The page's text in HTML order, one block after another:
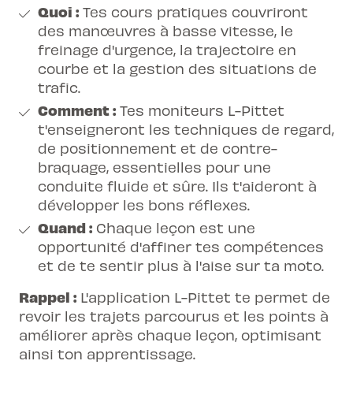
Quoi : Tes cours pratiques couvriront
des manœuvres à basse vitesse, le
freinage d'urgence, la trajectoire en
courbe et la gestion des situations de
trafic.
Comment : Tes moniteurs L-Pittet
t'enseigneront les techniques de regard,
de positionnement et de contre-
braquage, essentielles pour une
conduite fluide et sûre. Ils t'aideront à
développer les bons réflexes.
Quand : Chaque leçon est une
opportunité d'affiner tes compétences
et de te sentir plus à l'aise sur ta moto.
Rappel : L'application L-Pittet te permet de
revoir les trajets parcourus et les points à
améliorer après chaque leçon, optimisant
ainsi ton apprentissage.